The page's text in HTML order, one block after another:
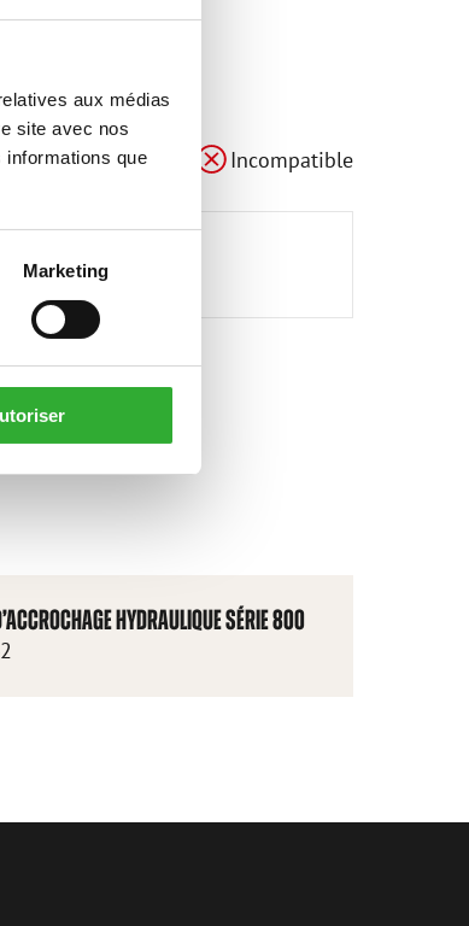
aux médias
site avec nos
que
Marketing
Adaptable Incompatible
HYDRAULIQUE SÉRIE 800